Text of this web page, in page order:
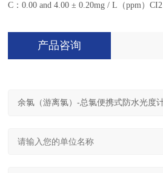
C：0.00 and 4.00 ± 0.20mg / L（ppm）CI2
产品咨询